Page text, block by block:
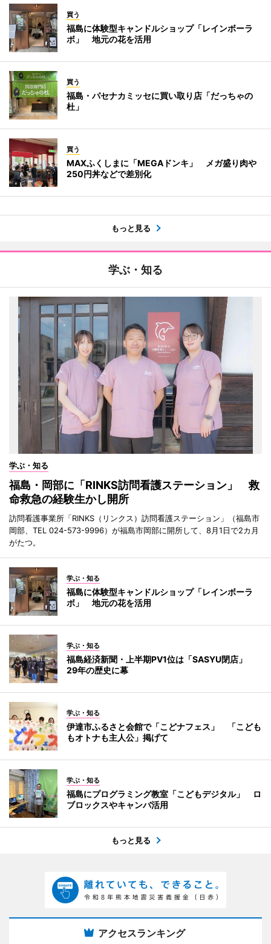
買う
福島に体験型キャンドルショップ「レインボーラ
ボ」 地元の花を活用
買う
福島・パセナカミッセに買い取り店「だっちゃの
杜」
買う
MAXふくしまに「MEGAドンキ」 メガ盛り肉や
250円丼などで差別化
もっと見る
学ぶ・知る
学ぶ・知る
福島・岡部に「RINKS訪問看護ステーション」 救
命救急の経験生かし開所
訪問看護事業所「RINKS（リンクス）訪問看護ステーション」（福島市
岡部、TEL 024-573-9996）が福島市岡部に開所して、8月1日で2カ月
がたつ。
学ぶ・知る
福島に体験型キャンドルショップ「レインボーラ
ボ」 地元の花を活用
学ぶ・知る
福島経済新聞・上半期PV1位は「SASYU閉店」
29年の歴史に幕
学ぶ・知る
伊達市ふるさと会館で「こどナフェス」 「こども
もオトナも主人公」掲げて
学ぶ・知る
福島にプログラミング教室「こどもデジタル」 ロ
ブロックスやキャンバ活用
もっと見る
アクセスランキング